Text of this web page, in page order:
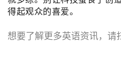
得起观众的喜爱。
想要了解更多英语资讯，请